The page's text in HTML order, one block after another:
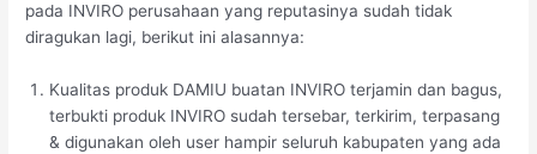
pada INVIRO perusahaan yang reputasinya sudah tidak
diragukan lagi, berikut ini alasannya:
Kualitas produk DAMIU buatan INVIRO terjamin dan bagus,
terbukti produk INVIRO sudah tersebar, terkirim, terpasang
& digunakan oleh user hampir seluruh kabupaten yang ada